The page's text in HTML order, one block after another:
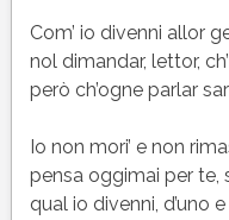
Com’ io divenni allor
nol dimandar, lettor,
però ch’ogne parlar
Io non mori’ e non
pensa oggimai per te,
qual io divenni, d’uno